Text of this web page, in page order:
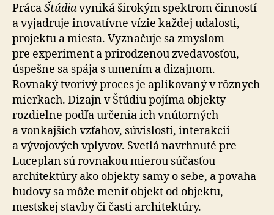
PrácaŠtúdiavyniká širokým spektrom činností
a vyjadruje inovatívne vízie každej udalosti,
projektu a miesta. Vyznačuje sa zmyslom
pre experiment a prirodzenou zvedavosťou,
úspešne sa spája s umením a dizajnom.
Rovnaký tvorivý proces je aplikovaný v rôznych
mierkach. Dizajn v Štúdiu pojíma objekty
rozdielne podľa určenia ich vnútorných
a vonkajších vzťahov, súvislostí, interakcií
a vývojových vplyvov. Svetlá navrhnuté pre
Luceplan sú rovnakou mierou súčasťou
architektúry ako objekty samy o sebe, a povaha
budovy sa môže meniť objekt od objektu,
mestskej stavby či časti architektúry.